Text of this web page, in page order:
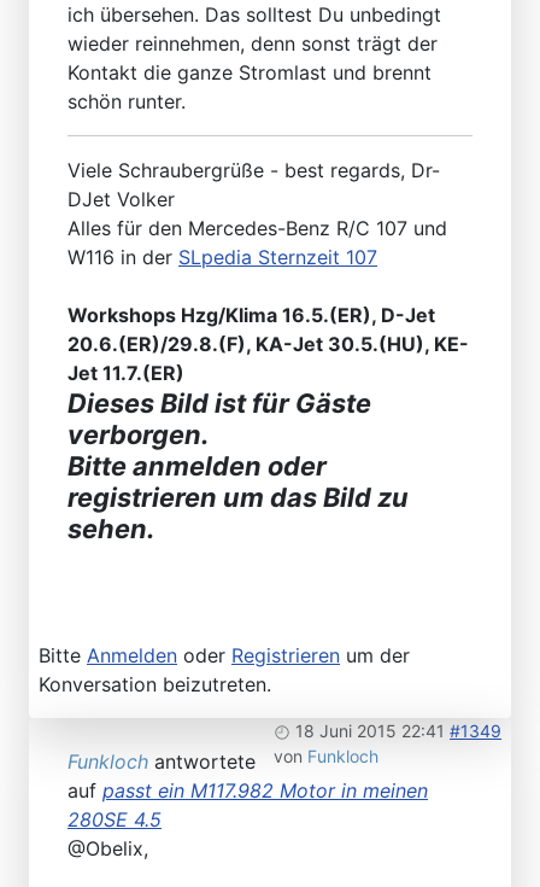
ich übersehen. Das solltest Du unbedingt
wieder reinnehmen, denn sonst trägt der
Kontakt die ganze Stromlast und brennt
schön runter.
Viele Schraubergrüße - best regards, Dr-
DJet Volker
Alles für den Mercedes-Benz R/C 107 und
W116 in der SLpedia Sternzeit 107
Workshops Hzg/Klima 16.5.(ER), D-Jet
20.6.(ER)/29.8.(F), KA-Jet 30.5.(HU), KE-
Jet 11.7.(ER)
Dieses Bild ist für Gäste
verborgen.
Bitte anmelden oder
registrieren um das Bild zu
sehen.
Bitte Anmelden oder Registrieren um der
Konversation beizutreten.
18 Juni 2015 22:41 #1349
von Funkloch
Funkloch antwortete
auf passt ein M117.982 Motor in meinen
280SE 4.5
@Obelix,